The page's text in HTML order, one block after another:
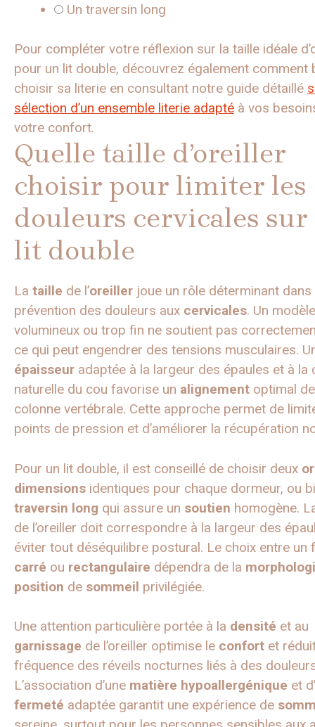
Un traversin long
Pour compléter votre réflexion sur la taille idéale
pour un lit double, découvrez également comment
choisir sa literie en consultant notre guide détaillé
sélection d’un ensemble literie adapté à vos
votre confort.
Quelle taille d’oreiller
choisir pour limiter les
douleurs cervicales
lit double
La taille de l’oreiller joue un rôle déterminant dans
prévention des douleurs aux cervicales. Un
volumineux ou trop fin ne soutient pas
ce qui peut engendrer des tensions musculaires.
épaisseur adaptée à la largeur des épaules et à la
naturelle du cou favorise un alignement optimal
colonne vertébrale. Cette approche permet de
points de pression et d’améliorer la récupération
Pour un lit double, il est conseillé de choisir deux
dimensions identiques pour chaque dormeur, ou
traversin long qui assure un soutien homogène.
de l’oreiller doit correspondre à la largeur des
éviter tout déséquilibre postural. Le choix entre un
carré ou rectangulaire dépendra de la
position de sommeil privilégiée.
Une attention particulière portée à la densité et au
garnissage de l’oreiller optimise le confort et
fréquence des réveils nocturnes liés à des
L’association d’une matière hypoallergénique et
fermeté adaptée garantit une expérience de